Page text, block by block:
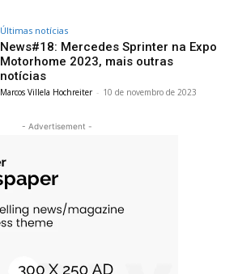
Últimas notícias
News#18: Mercedes Sprinter na Expo
Motorhome 2023, mais outras
notícias
Marcos Villela Hochreiter - 10 de novembro de 2023
- Advertisement -